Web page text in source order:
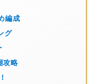
編成
グ
攻略